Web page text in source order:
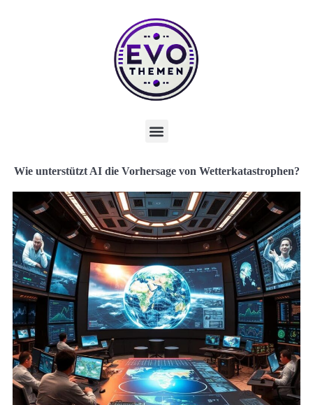
Wie unterstützt AI die Vorhersage von Wetterkatastrophen?